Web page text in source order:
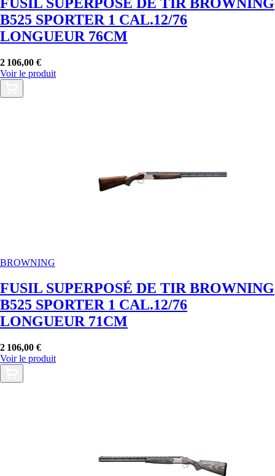
B525 SPORTER 1 CAL.12/76
LONGUEUR 76CM
2 106,00 €
Voir le produit
BROWNING
FUSIL SUPERPOSÉ DE TIR BROWNING
B525 SPORTER 1 CAL.12/76
LONGUEUR 71CM
2 106,00 €
Voir le produit